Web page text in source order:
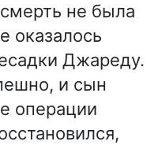
не была
оказалось
Джареду.
и сын
операции